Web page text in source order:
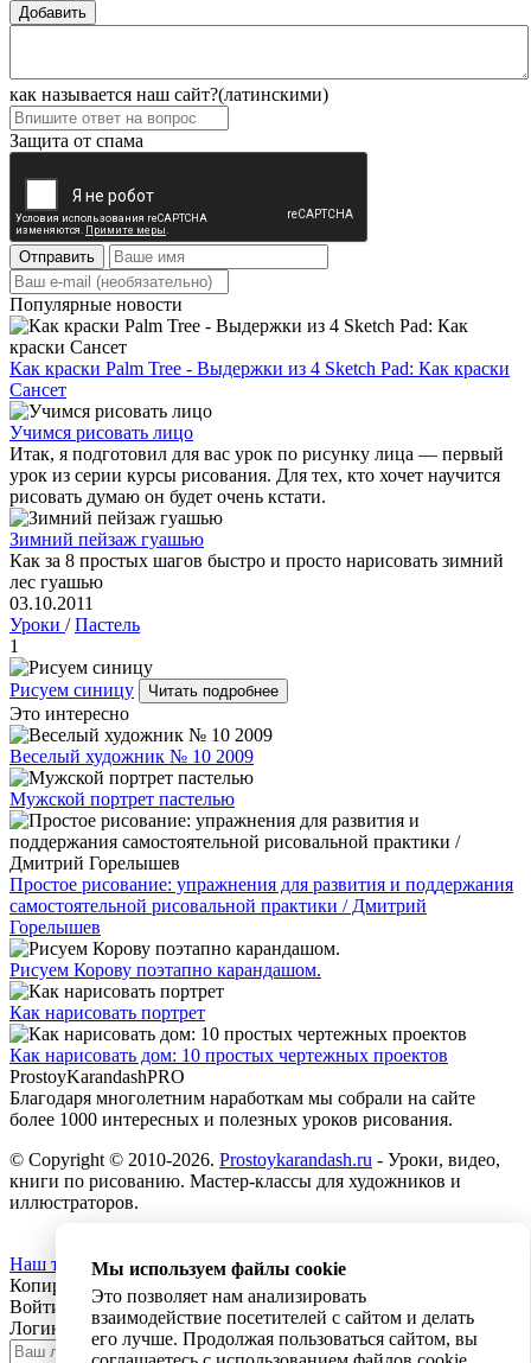
Добавить
как называется наш сайт?(латинскими)
Защита от спама
Отправить
Популярные новости
Как краски Palm Tree - Выдержки из 4 Sketch Pad: Как краски
Сансет
Учимся рисовать лицо
Итак, я подготовил для вас урок по рисунку лица — первый
урок из серии курсы рисования. Для тех, кто хочет научится
рисовать думаю он будет очень кстати.
Зимний пейзаж гуашью
Как за 8 простых шагов быстро и просто нарисовать зимний
лес гуашью
03.10.2011
Уроки /Пастель
1
Рисуем синицу Читать подробнее
Это интересно
Веселый художник № 10 2009
Мужской портрет пастелью
Простое рисование: упражнения для развития и поддержания
самостоятельной рисовальной практики / Дмитрий
Горелышев
Рисуем Корову поэтапно карандашом.
Как нарисовать портрет
Как нарисовать дом: 10 простых чертежных проектов
ProstoyKarandashPRO
Благодаря многолетним наработкам мы cобрали на сайте
более 1000 интересных и полезных уроков рисования.
© Copyright © 2010-2026. Prostoykarandash.ru - Уроки, видео,
книги по рисованию. Мастер-классы для художников и
иллюстраторов.
Наш телеграм канал
Копирование текста с сайта запрещено
Войти
Регистрация
Логин:
Мы используем файлы cookie
Это позволяет нам анализировать
взаимодействие посетителей с сайтом и делать
его лучше. Продолжая пользоваться сайтом, вы